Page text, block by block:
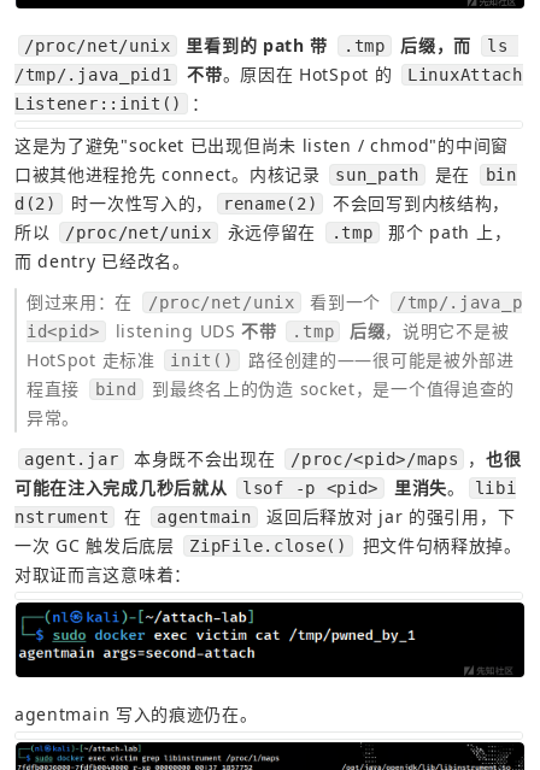
/proc/net/unix 里看到的 path 带 .tmp 后缀，而
ls
/tmp/.java_pid1
不带。原因在 HotSpot 的
LinuxAttach
Listener::init()
：
这是为了避免"socket 已出现但尚未 listen / chmod"的中间窗
口被其他进程抢先 connect。内核记录
sun_path 是在
bin
d(2)
时一次性写入的， rename(2)
不会回写到内核结构，
所以
/proc/net/unix 永远停留在 .tmp
那个 path 上，
而 dentry 已经改名。
倒过来用：在
/proc/net/unix 看到一个
/tmp/.java_p
id<pid>
listening UDS 不带 .tmp 后缀，说明它不是被
HotSpot 走标准
init()
路径创建的——很可能是被外部进
程直接
bind
到最终名上的伪造 socket，是一个值得追查的
异常。
agent.jar 本身既不会出现在 /proc/<pid>/maps ，也很
可能在注入完成几秒后就从
lsof -p <pid> 里消失。
libi
nstrument
在 agentmain
返回后释放对 jar 的强引用，下
一次 GC 触发后底层
ZipFile.close()
把文件句柄释放掉。
对取证而言这意味着：
agentmain 写入的痕迹仍在。